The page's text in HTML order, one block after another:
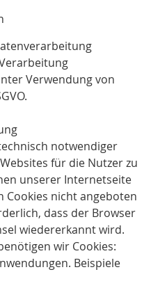
Verwendung von
notwendiger
für die Nutzer zu
unserer Internetseite
Cookies nicht angeboten
dass der Browser
wiedererkannt wird.
wir Cookies:
Beispiele